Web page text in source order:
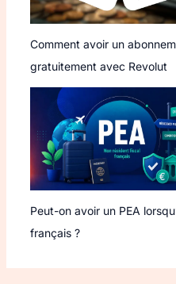
Comment avoir un
gratuitement avec Revolut
Peut-on avoir un PEA
français ?